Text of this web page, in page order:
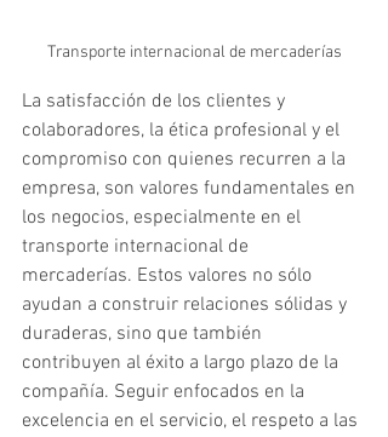
Transporte internacional de mercaderías
La satisfacción de los clientes y
colaboradores, la ética profesional y el
compromiso con quienes recurren a la
empresa, son valores fundamentales en
los negocios, especialmente en el
transporte internacional de
mercaderías. Estos valores no sólo
ayudan a construir relaciones sólidas y
duraderas, sino que también
contribuyen al éxito a largo plazo de la
compañía. Seguir enfocados en la
excelencia en el servicio, el respeto a las